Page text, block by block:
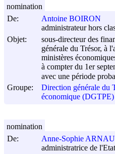
De:
Antoine BOIRON
administrateur hors
Objet:
sous-directeur des
générale du Trésor, à
ministères
à compter du 1er
avec une période
Groupe:
Direction générale du
économique (DGTPE)
nomination
De:
Anne-Sophie
administratrice de
nomination